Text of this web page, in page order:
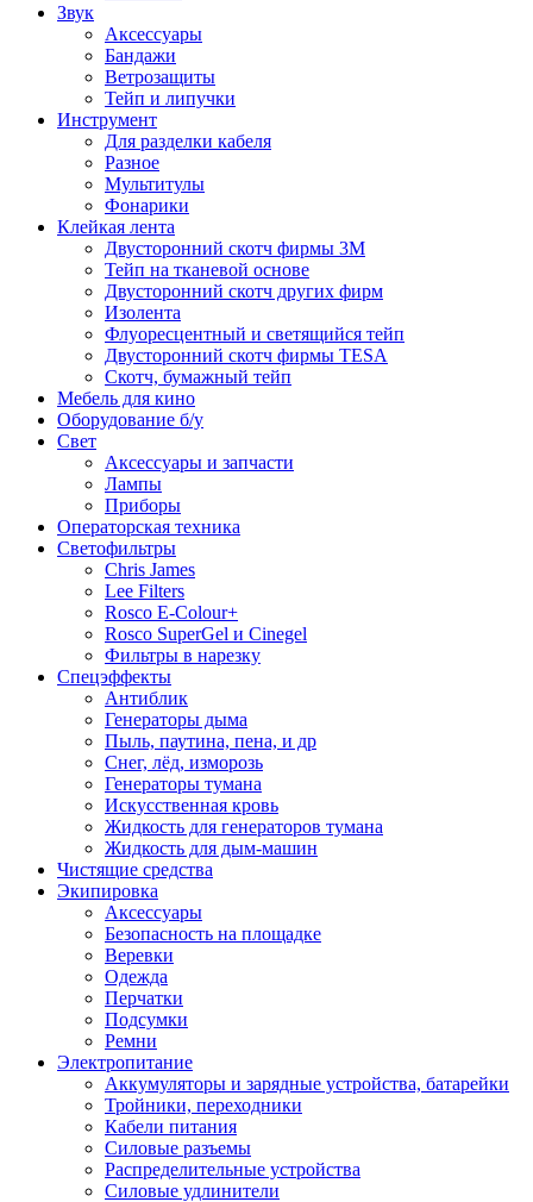
Звук
Аксессуары
Бандажи
Ветрозащиты
Тейп и липучки
Инструмент
Для разделки кабеля
Разное
Мультитулы
Фонарики
Клейкая лента
Двусторонний скотч фирмы 3M
Тейп на тканевой основе
Двусторонний скотч других фирм
Изолента
Флуоресцентный и светящийся тейп
Двусторонний скотч фирмы TESA
Скотч, бумажный тейп
Мебель для кино
Оборудование б/у
Свет
Аксессуары и запчасти
Лампы
Приборы
Операторская техника
Светофильтры
Chris James
Lee Filters
Rosco E-Colour+
Rosco SuperGel и Cinegel
Фильтры в нарезку
Спецэффекты
Антиблик
Генераторы дыма
Пыль, паутина, пена, и др
Снег, лёд, изморозь
Генераторы тумана
Искусственная кровь
Жидкость для генераторов тумана
Жидкость для дым-машин
Чистящие средства
Экипировка
Аксессуары
Безопасность на площадке
Веревки
Одежда
Перчатки
Подсумки
Ремни
Электропитание
Аккумуляторы и зарядные устройства, батарейки
Тройники, переходники
Кабели питания
Силовые разъемы
Распределительные устройства
Силовые удлинители